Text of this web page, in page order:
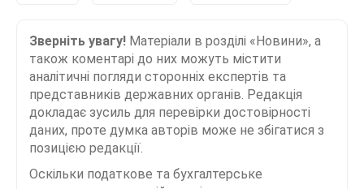
Зверніть увагу! Матеріали в розділі «Новини», а
також коментарі до них можуть містити
аналітичні погляди сторонніх експертів та
представників державних органів. Редакція
докладає зусиль для перевірки достовірності
даних, проте думка авторів може не збігатися з
позицією редакції.
Оскільки податкове та бухгалтерське